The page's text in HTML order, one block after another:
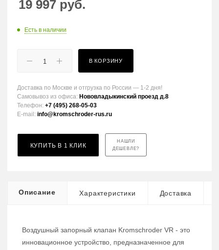
19 997 руб.
Есть в наличии
В КОРЗИНУ
Доставка по Москве и отгрузка по России — 1-2 дня!
Самовывоз из офиса: Нововладыкинский проезд д.8
Телефон: +7 (495) 268-05-03
E-mail: info@kromschroder-rus.ru
КУПИТЬ В 1 КЛИК
НАШЛИ
ДЕШЕВЛЕ?
Описание Характеристики Доставка
Воздушный запорный клапан Kromschroder VR - это
инновационное устройство, предназначенное для